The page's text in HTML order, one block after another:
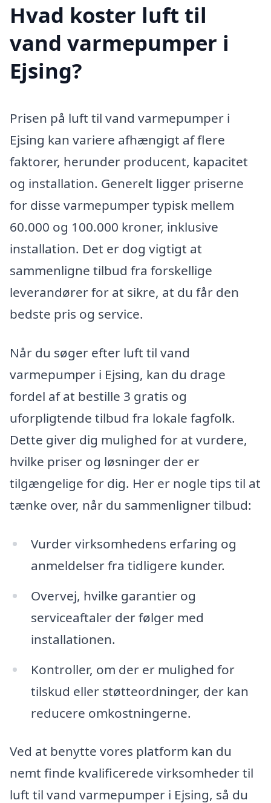
Hvad koster luft til
vand varmepumper i
Ejsing?
Prisen på luft til vand varmepumper i
Ejsing kan variere afhængigt af flere
faktorer, herunder producent, kapacitet
og installation. Generelt ligger priserne
for disse varmepumper typisk mellem
60.000 og 100.000 kroner, inklusive
installation. Det er dog vigtigt at
sammenligne tilbud fra forskellige
leverandører for at sikre, at du får den
bedste pris og service.
Når du søger efter luft til vand
varmepumper i Ejsing, kan du drage
fordel af at bestille 3 gratis og
uforpligtende tilbud fra lokale fagfolk.
Dette giver dig mulighed for at vurdere,
hvilke priser og løsninger der er
tilgængelige for dig. Her er nogle tips til at
tænke over, når du sammenligner tilbud:
Vurder virksomhedens erfaring og
anmeldelser fra tidligere kunder.
Overvej, hvilke garantier og
serviceaftaler der følger med
installationen.
Kontroller, om der er mulighed for
tilskud eller støtteordninger, der kan
reducere omkostningerne.
Ved at benytte vores platform kan du
nemt finde kvalificerede virksomheder til
luft til vand varmepumper i Ejsing, så du